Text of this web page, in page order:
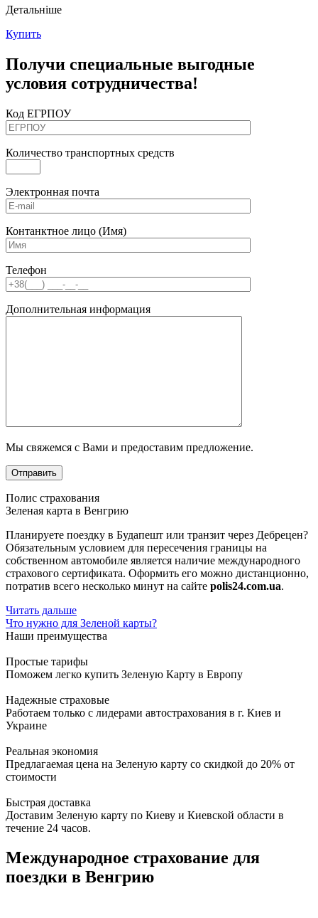
Детальніше
Купить
Получи специальные выгодные
условия сотрудничества!
Код ЕГРПОУ
Количество транспортных средств
Электронная почта
Контанктное лицо (Имя)
Телефон
Дополнительная информация
Мы свяжемся с Вами и предоставим предложение.
Полис страхования
Зеленая карта в Венгрию
Планируете поездку в Будапешт или транзит через Дебрецен?
Обязательным условием для пересечения границы на
собственном автомобиле является наличие международного
страхового сертификата. Оформить его можно дистанционно,
потратив всего несколько минут на сайте polis24.com.ua.
Читать дальше
Что нужно для Зеленой карты?
Наши преимущества
Простые тарифы
Поможем легко купить Зеленую Карту в Европу
Надежные страховые
Работаем только с лидерами автострахования в г. Киев и
Украине
Реальная экономия
Предлагаемая цена на Зеленую карту со скидкой до 20% от
стоимости
Быстрая доставка
Доставим Зеленую карту по Киеву и Киевской области в
течение 24 часов.
Международное страхование для
поездки в Венгрию